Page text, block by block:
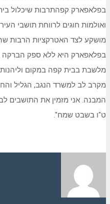
בפלאפארק קפהתרבות שיכלול
ואולמות חוגים לרווחת תושבי
מושקע לצד האטרקציות הרבות
בפלאפארק היא ללא ספק הברקה
מלשבת בבית קפה במקום וליהנות
מקרב לב למשרד הנגב, הגליל
המבנה. אני מזמין את התושבים
ט"ו בשבט שמח".